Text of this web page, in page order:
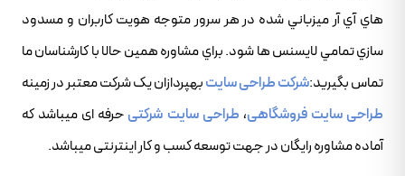
هاي آي آر ميزباني شده در هر سرور متوجه هويت کاربران و مسدود
سازي تمامي لايسنس ها شود. براي مشاوره همين حالا با کارشناسان ما
تماس بگيريد:شرکت طراحی سایتبهپردازان یک شرکت معتبر در زمینه
طراحی سایت فروشگاهی، طراحی سایت شرکتی حرفه ای میباشد که
آماده مشاوره رایگان در جهت توسعه کسب و کار اینترنتی میباشد.